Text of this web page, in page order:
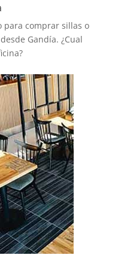
para comprar sillas o
Gandía. ¿Cual